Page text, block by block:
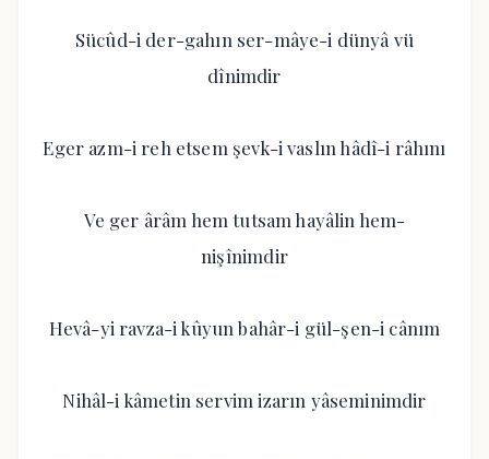
Sücûd-i der-gahın ser-mâye-i dünyâ vü
dînimdir
Eger azm-i reh etsem şevk-i vaslın hâdî-i râhını
Ve ger ârâm hem tutsam hayâlin hem-
nişînimdir
Hevâ-yi ravza-i kûyun bahâr-i gül-şen-i cânım
Nihâl-i kâmetin servim izarın yâseminimdir